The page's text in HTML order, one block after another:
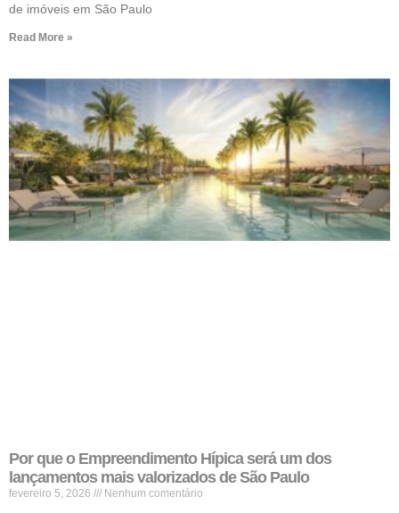
de imóveis em São Paulo
Read More »
Por que o Empreendimento Hípica será um dos
lançamentos mais valorizados de São Paulo
fevereiro 5, 2026 Nenhum comentário